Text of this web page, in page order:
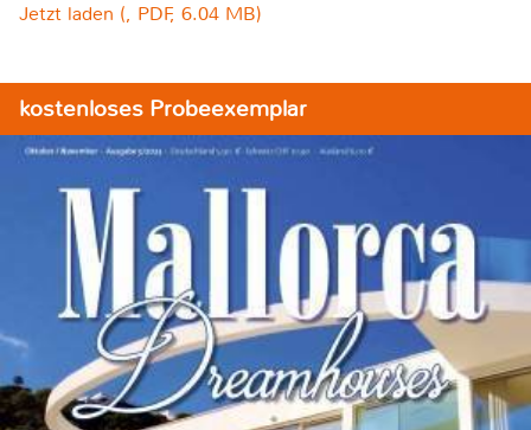
Jetzt laden (, PDF, 6.04 MB)
kostenloses Probeexemplar